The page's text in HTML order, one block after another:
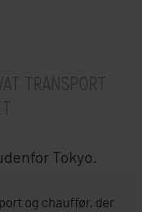
TRANSPORT
Tokyo.
og chauffør, der